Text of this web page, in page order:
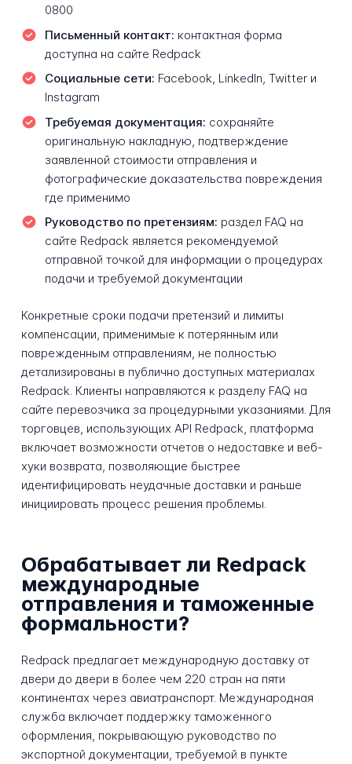
0800
Письменный контакт: контактная форма
доступна на сайте Redpack
Социальные сети: Facebook, LinkedIn, Twitter и
Instagram
Требуемая документация: сохраняйте
оригинальную накладную, подтверждение
заявленной стоимости отправления и
фотографические доказательства повреждения
где применимо
Руководство по претензиям: раздел FAQ на
сайте Redpack является рекомендуемой
отправной точкой для информации о процедурах
подачи и требуемой документации
Конкретные сроки подачи претензий и лимиты
компенсации, применимые к потерянным или
поврежденным отправлениям, не полностью
детализированы в публично доступных материалах
Redpack. Клиенты направляются к разделу FAQ на
сайте перевозчика за процедурными указаниями. Для
торговцев, использующих API Redpack, платформа
включает возможности отчетов о недоставке и веб-
хуки возврата, позволяющие быстрее
идентифицировать неудачные доставки и раньше
инициировать процесс решения проблемы.
Обрабатывает ли Redpack
международные
отправления и таможенные
формальности?
Redpack предлагает международную доставку от
двери до двери в более чем 220 стран на пяти
континентах через авиатранспорт. Международная
служба включает поддержку таможенного
оформления, покрывающую руководство по
экспортной документации, требуемой в пункте